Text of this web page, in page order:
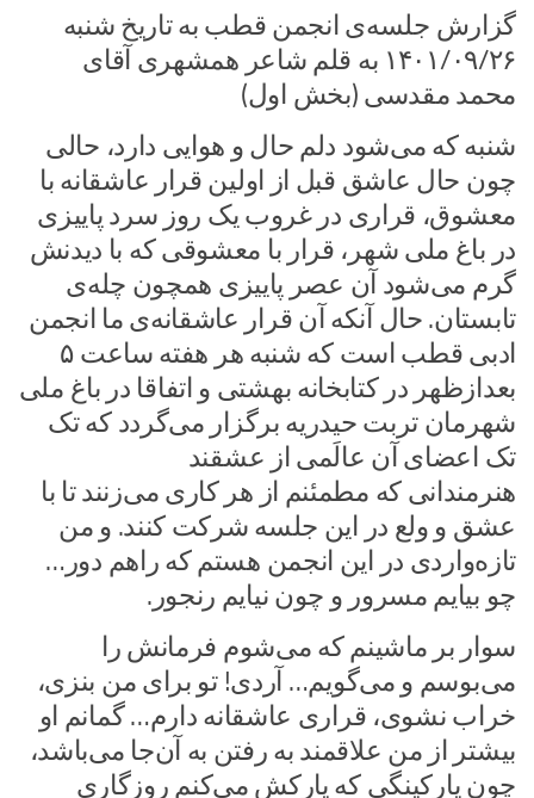
گزارش جلسه‌ی انجمن قطب به تاریخ شنبه
۱۴۰۱/۰۹/۲۶ به قلم شاعر همشهری آقای
محمد مقدسی (بخش اول)
شنبه که می‌شود دلم حال و هوایی دارد، حالی
چون حال عاشق قبل از اولین قرار عاشقانه با
معشوق، قراری در غروب یک روز سرد پاییزی
در باغ ملی شهر، قرار با معشوقی که با دیدنش
گرم می‌شود آن عصر پاییزی همچون چله‌ی
تابستان. حال آنکه آن قرار عاشقانه‌ی ما انجمن
ادبی قطب است که شنبه هر هفته ساعت ۵
بعدازظهر در کتابخانه بهشتی و اتفاقا در باغ ملی
شهرمان تربت حیدریه برگزار می‌گردد که تک
تک اعضای آن عالَمی از عشقند
هنرمندانی که مطمئنم از هر کاری می‌زنند تا با
عشق و ولع در این جلسه شرکت کنند. و من
تازه‌واردی در این انجمن هستم که راهم دور…
چو بیایم مسرور و چون نیایم رنجور.
سوار بر ماشینم که می‌شوم فرمانش را
می‌بوسم و می‌گویم… آردی! تو برای من بنزی،
خراب نشوی، قراری عاشقانه دارم… گمانم او
بیشتر از من علاقمند به رفتن به آن‌جا می‌باشد،
چون پارکینگی که پارکش می‌کنم روزگاری